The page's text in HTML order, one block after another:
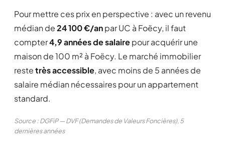
Pour mettre ces prix en perspective : avec un revenu
médian de24 100 €/anpar UC à Foëcy, il faut
compter4,9 années de salairepour acquérir une
maison de 100 m² à Foëcy. Le marché immobilier
restetrès accessible, avec moins de 5 années de
salaire médian nécessaires pour un appartement
standard.
Source : DGFiP — DVF (Demandes de Valeurs Foncières), 5
dernières années